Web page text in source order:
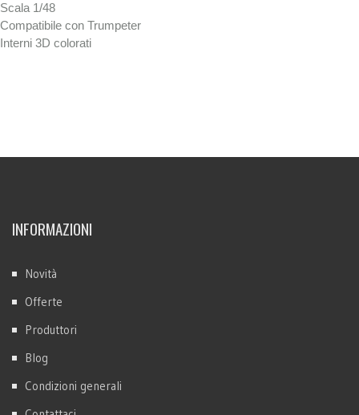
Scala 1/48
Compatibile con Trumpeter
Interni 3D colorati
INFORMAZIONI
Novità
Offerte
Produttori
Blog
Condizioni generali